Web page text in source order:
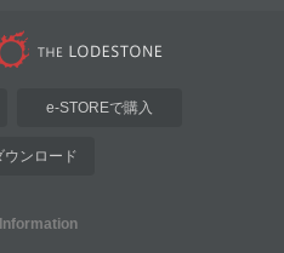
e-STOREで購入
ウンロード